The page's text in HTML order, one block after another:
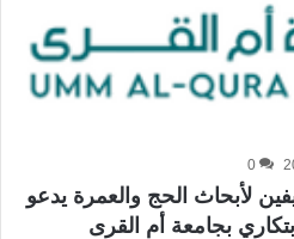
0
لأبحاث الحج والعمرة يدعو
بجامعة أم القرى